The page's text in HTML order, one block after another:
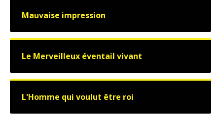
Mauvaise impression
Le Merveilleux éventail vivant
L'Homme qui voulut être roi